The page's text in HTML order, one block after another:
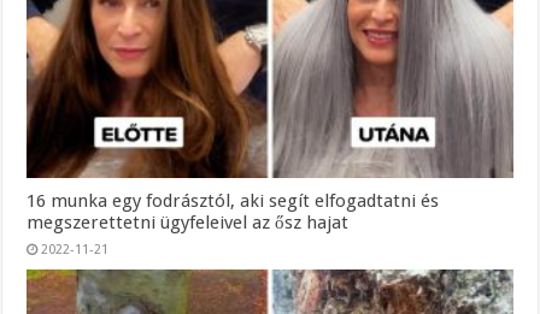
16 munka egy fodrásztól, aki segít elfogadtatni és
megszerettetni ügyfeleivel az ősz hajat
2022-11-21